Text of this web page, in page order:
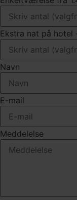
Ekstra nat på
Navn
E-mail
Meddelelse